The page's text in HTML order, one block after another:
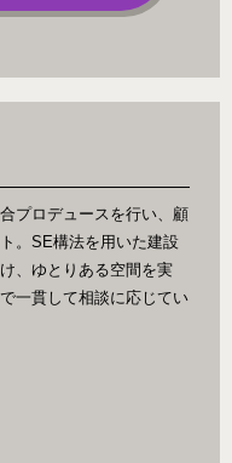
プロデュースを行い、顧
。SE構法を用いた建設
、ゆとりある空間を実
一貫して相談に応じてい